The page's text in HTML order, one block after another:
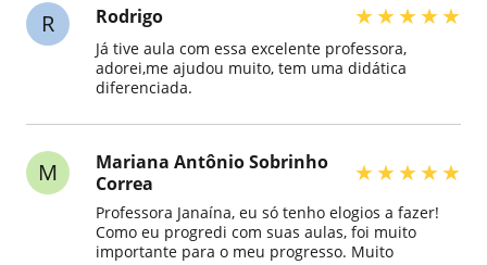
R Rodrigo ★★★★★
Já tive aula com essa excelente professora,
adorei,me ajudou muito, tem uma didática
diferenciada.
M
Mariana Antônio Sobrinho
Correa
★★★★★
Professora Janaína, eu só tenho elogios a fazer!
Como eu progredi com suas aulas, foi muito
importante para o meu progresso. Muito